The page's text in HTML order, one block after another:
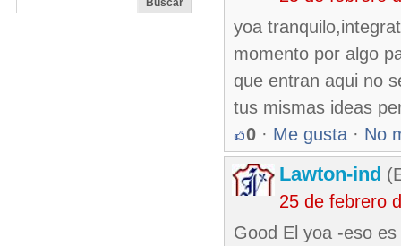
yoa
momento por algo
que entran aqui no
tus mismas ideas
0 · Me gusta · No
Lawton-ind
25 de febrero
Good El yoa -eso